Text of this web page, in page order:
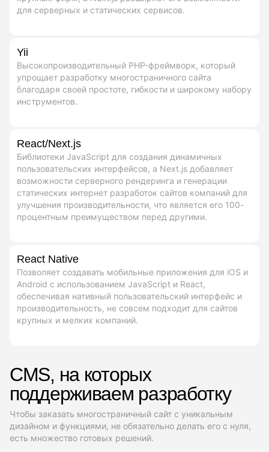
для серверных и статических сервисов.
Yii
Высокопроизводительный PHP-фреймворк, который
упрощает разработку многостраничного сайта
благодаря своей простоте, гибкости и широкому набору
инструментов.
React/Next.js
Библиотеки JavaScript для создания динамичных
пользовательских интерфейсов, а Next.js добавляет
возможности серверного рендеринга и генерации
статических интернет разработок сайтов компаний для
улучшения производительности, что является его 100-
процентным преимуществом перед другими.
React Native
Позволяет создавать мобильные приложения для iOS и
Android с использованием JavaScript и React,
обеспечивая нативный пользовательский интерфейс и
производительность, не совсем подходит для сайтов
крупных и мелких компаний.
CMS, на которых
поддерживаем разработку
Чтобы заказать многостраничный сайт с уникальным
дизайном и функциями, не обязательно делать его с нуля,
есть множество готовых решений.